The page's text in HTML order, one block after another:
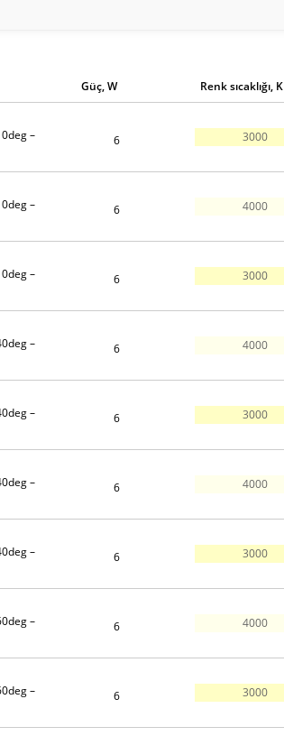
Güç, W Renk sıcaklığı, K
–
6 3000
–
6 4000
–
6 3000
–
6 4000
–
6 3000
–
6 4000
–
6 3000
–
6 4000
–
6 3000